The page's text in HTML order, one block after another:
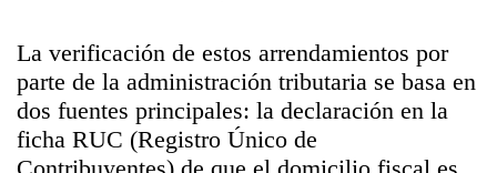
La verificación de estos arrendamientos por
parte de la administración tributaria se basa en
dos fuentes principales: la declaración en la
ficha RUC (Registro Único de